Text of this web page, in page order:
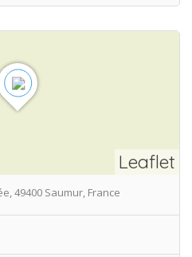
Leaflet
49400 Saumur, France